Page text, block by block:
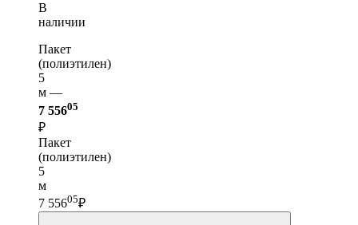
В
наличии
Пакет
(полиэтилен)
5
м —
7 55605
₽
Пакет
(полиэтилен)
5
м
7 55605₽